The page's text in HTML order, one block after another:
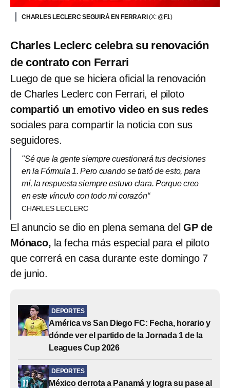
CHARLES LECLERC SEGUIRÁ EN FERRARI (X: @F1)
Charles Leclerc celebra su renovación
de contrato con Ferrari
Luego de que se hiciera oficial la renovación
de Charles Leclerc con Ferrari, el piloto
compartió un emotivo video en sus redes
sociales para compartir la noticia con sus
seguidores.
"Sé que la gente siempre cuestionará tus decisiones
en la Fórmula 1. Pero cuando se trató de esto, para
mí, la respuesta siempre estuvo clara. Porque creo
en este vínculo con todo mi corazón“
CHARLES LECLERC
El anuncio se dio en plena semana delGP de
Mónaco, la fecha más especial para el piloto
que correrá en casa durante este domingo 7
de junio.
DEPORTES
América vs San Diego FC: Fecha, horario y
dónde ver el partido de la Jornada 1 de la
Leagues Cup 2026
DEPORTES
México derrota a Panamá y logra su pase al